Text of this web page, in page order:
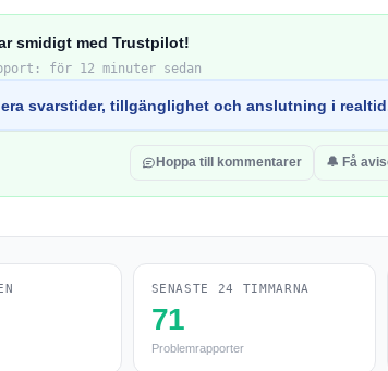
smidigt med Trustpilot!
för 12 minuter sedan
svarstider, tillgänglighet och anslutning i
Hoppa till kommentarer 🔔 Få
SENASTE 24 TIMMARNA
71
Problemrapporter